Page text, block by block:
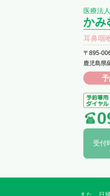
医療法
かみ
耳鼻咽
〒895-
鹿児島県
受付
また、日